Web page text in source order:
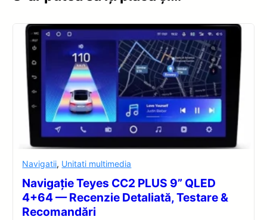
Navigatii, Unitati multimedia
Navigație Teyes CC2 PLUS 9” QLED
4+64 — Recenzie Detaliată, Testare &
Recomandări